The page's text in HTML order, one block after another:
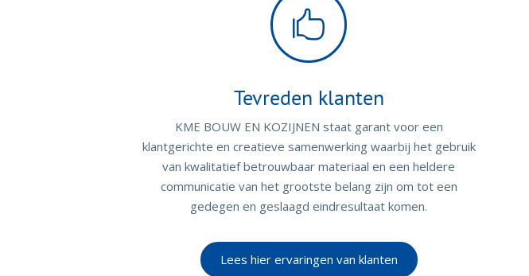

Tevreden klanten
KME BOUW EN KOZIJNEN staat garant voor een
klantgerichte en creatieve samenwerking waarbij het gebruik
van kwalitatief betrouwbaar materiaal en een heldere
communicatie van het grootste belang zijn om tot een
gedegen en geslaagd eindresultaat komen.
Lees hier ervaringen van klanten